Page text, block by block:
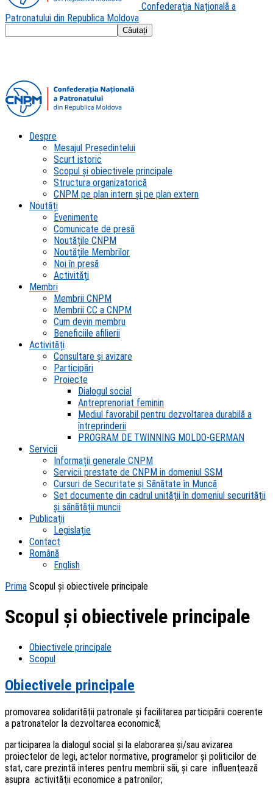
Confederația Națională a
Patronatului din Republica Moldova
Despre
Mesajul Președintelui
Scurt istoric
Scopul şi obiectivele principale
Structura organizatorică
CNPM pe plan intern şi pe plan extern
Noutăți
Evenimente
Comunicate de presă
Noutățile CNPM
Noutățile Membrilor
Noi în presă
Activități
Membri
Membrii CNPM
Membrii CC a CNPM
Cum devin membru
Beneficiile afilierii
Activități
Consultare și avizare
Participări
Proiecte
Dialogul social
Antreprenoriat feminin
Mediul favorabil pentru dezvoltarea durabilă a
întreprinderii
PROGRAM DE TWINNING MOLDO-GERMAN
Servicii
Informații generale CNPM
Servicii prestate de CNPM in domeniul SSM
Cursuri de Securitate și Sănătate în Muncă
Set documente din cadrul unității în domeniul securității
și sănătății muncii
Publicații
Legislație
Contact
Română
English
Prima Scopul şi obiectivele principale
Scopul şi obiectivele principale
Obiectivele principale
Scopul
Obiectivele principale
promovarea solidarităţii patronale şi facilitarea participării coerente
a patronatelor la dezvoltarea economică;
participarea la dialogul social şi la elaborarea şi/sau avizarea
proiectelor de legi, actelor normative, programelor şi politicilor de
stat, care prezintă interes pentru membrii săi, şi care influenţează
asupra activităţii economice a patronilor;